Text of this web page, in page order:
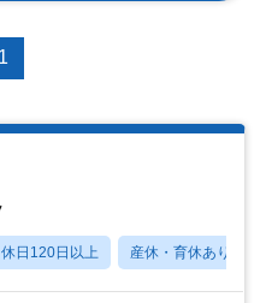
1
休日120日以上 産休・育休あり